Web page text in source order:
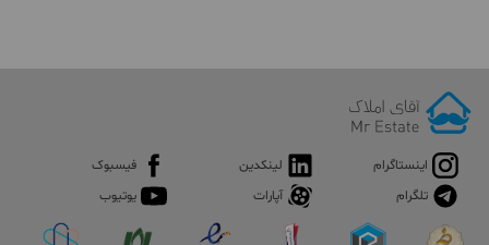
اینستاگرام لینکدین
فیسبوک
تلگرام
آپارات یوتیوب